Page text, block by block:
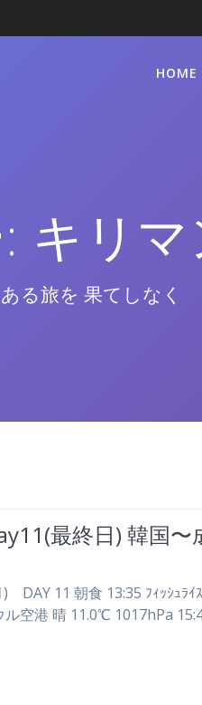
HOME
キリ
る旅を 果てしなく
最終日) 韓国〜
DAY 11 朝食 13:35 ﾌｨｯｼｭﾗｲｽ
ル空港 晴 11.0℃ 1017hPa